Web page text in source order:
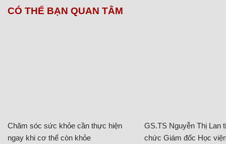
CÓ THỂ BẠN QUAN TÂM
Chăm sóc sức khỏe cần thực hiện
ngay khi cơ thể còn khỏe
GS.TS Nguyễn Thị Lan
chức Giám đốc Học